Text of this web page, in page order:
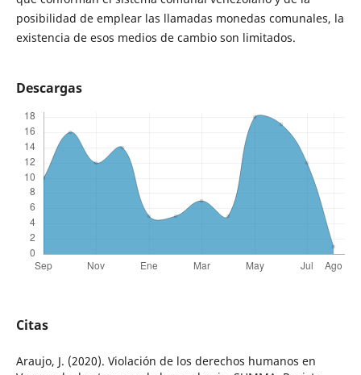
posibilidad de emplear las llamadas monedas comunales, la
existencia de esos medios de cambio son limitados.
Descargas
Citas
Araujo, J. (2020). Violación de los derechos humanos en